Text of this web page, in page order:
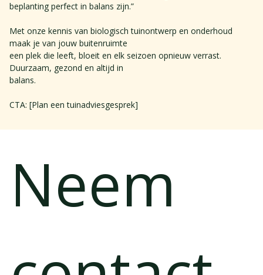
beplanting perfect in balans zijn.”
Met onze kennis van biologisch tuinontwerp en onderhoud
maak je van jouw buitenruimte
een plek die leeft, bloeit en elk seizoen opnieuw verrast.
Duurzaam, gezond en altijd in
balans.​
CTA: [Plan een tuinadviesgesprek]
Neem